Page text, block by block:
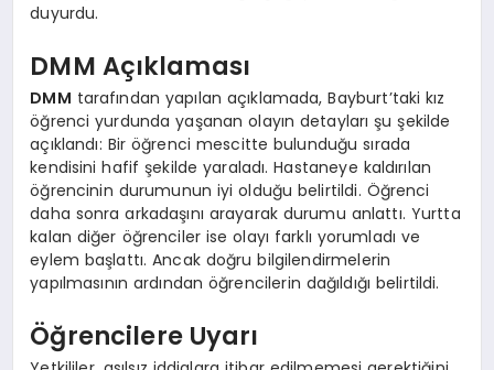
duyurdu.
DMM Açıklaması
DMM tarafından yapılan açıklamada, Bayburt’taki kız
öğrenci yurdunda yaşanan olayın detayları şu şekilde
açıklandı: Bir öğrenci mescitte bulunduğu sırada
kendisini hafif şekilde yaraladı. Hastaneye kaldırılan
öğrencinin durumunun iyi olduğu belirtildi. Öğrenci
daha sonra arkadaşını arayarak durumu anlattı. Yurtta
kalan diğer öğrenciler ise olayı farklı yorumladı ve
eylem başlattı. Ancak doğru bilgilendirmelerin
yapılmasının ardından öğrencilerin dağıldığı belirtildi.
Öğrencilere Uyarı